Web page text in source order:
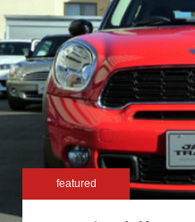
featured